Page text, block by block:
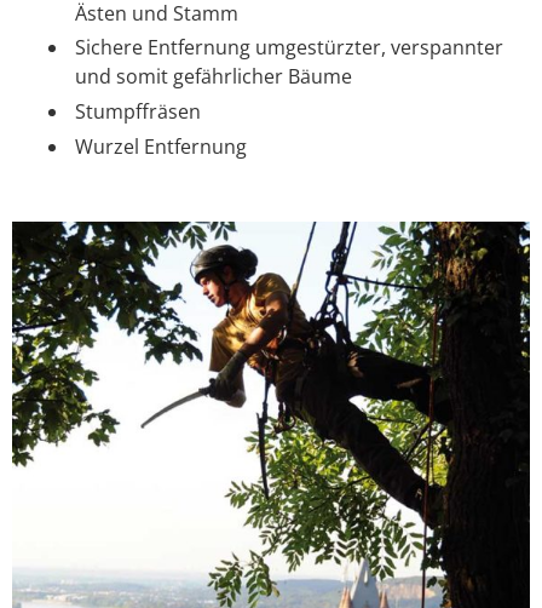
Ästen und Stamm
Sichere Entfernung umgestürzter, verspannter
und somit gefährlicher Bäume
Stumpffräsen
Wurzel Entfernung